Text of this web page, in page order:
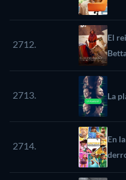
2712.
El
2713. La
2714.
En